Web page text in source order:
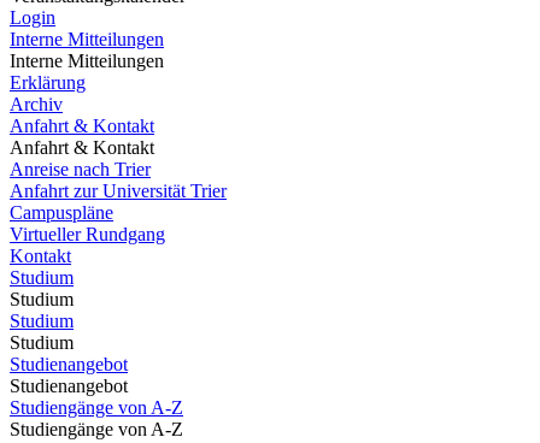
Login
Interne Mitteilungen
Interne Mitteilungen
Erklärung
Archiv
Anfahrt & Kontakt
Anfahrt & Kontakt
Anreise nach Trier
Anfahrt zur Universität Trier
Campuspläne
Virtueller Rundgang
Kontakt
Studium
Studium
Studium
Studium
Studienangebot
Studienangebot
Studiengänge von A-Z
Studiengänge von A-Z